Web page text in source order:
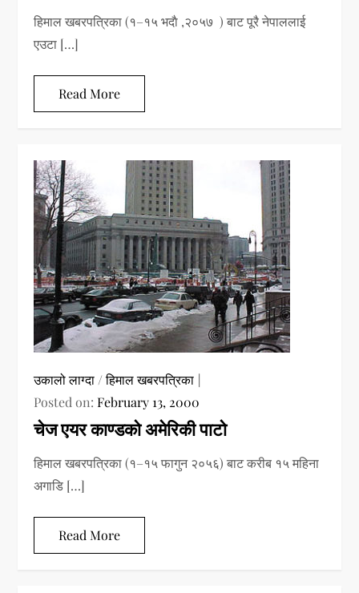
हिमाल खबरपत्रिका (१–१५ भदाै ,२०५७ ) बाट पूरै नेपाललाई
एउटा […]
Read More
उकालो लाग्दा /हिमाल खबरपत्रिका
Posted on:February 13, 2000
चेज एयर काण्डको अमेरिकी पाटो
हिमाल खबरपत्रिका (१–१५ फागुन २०५६) बाट करीब १५ महिना
अगाडि […]
Read More